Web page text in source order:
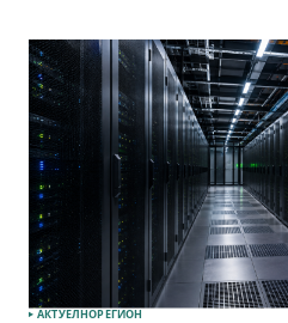
АКТУЕЛНОРЕГИОН